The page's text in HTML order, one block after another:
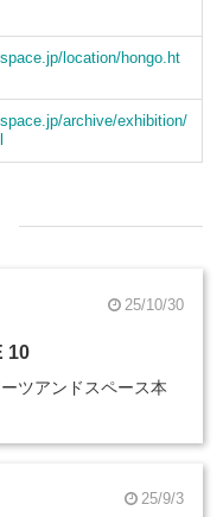
location/hongo.ht
archive/exhibition/
25/10/30
10
ツアンドスペース本
25/9/3